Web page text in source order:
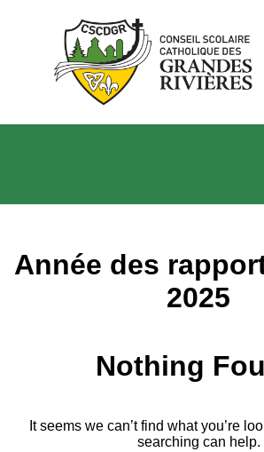
Année des
2025
Nothing
It seems we can’t find what you’re
searching can help.